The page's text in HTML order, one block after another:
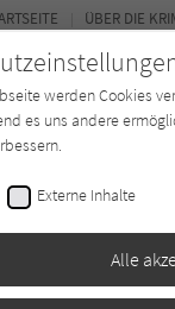
ÜBER DIE
werden Cookies
es uns andere
Externe Inhalte
Alle